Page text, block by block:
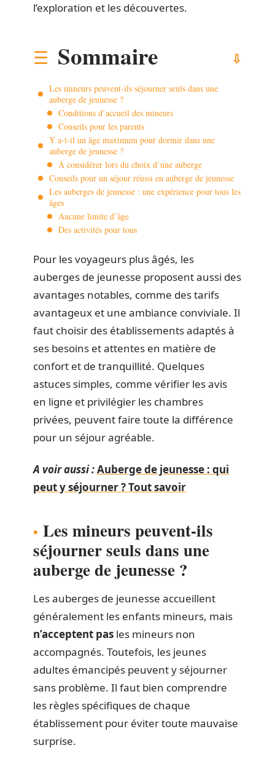
l’exploration et les découvertes.
Sommaire
Les mineurs peuvent-ils séjourner seuls dans une
auberge de jeunesse ?
Conditions d’accueil des mineurs
Conseils pour les parents
Y a-t-il un âge maximum pour dormir dans une
auberge de jeunesse ?
À considérer lors du choix d’une auberge
Conseils pour un séjour réussi en auberge de jeunesse
Les auberges de jeunesse : une expérience pour tous les
âges
Aucune limite d’âge
Des activités pour tous
Pour les voyageurs plus âgés, les
auberges de jeunesse proposent aussi des
avantages notables, comme des tarifs
avantageux et une ambiance conviviale. Il
faut choisir des établissements adaptés à
ses besoins et attentes en matière de
confort et de tranquillité. Quelques
astuces simples, comme vérifier les avis
en ligne et privilégier les chambres
privées, peuvent faire toute la différence
pour un séjour agréable.
A voir aussi :Auberge de jeunesse : qui
peut y séjourner ? Tout savoir
Les mineurs peuvent-ils
séjourner seuls dans une
auberge de jeunesse ?
Les auberges de jeunesse accueillent
généralement les enfants mineurs, mais
n’acceptent pas les mineurs non
accompagnés. Toutefois, les jeunes
adultes émancipés peuvent y séjourner
sans problème. Il faut bien comprendre
les règles spécifiques de chaque
établissement pour éviter toute mauvaise
surprise.